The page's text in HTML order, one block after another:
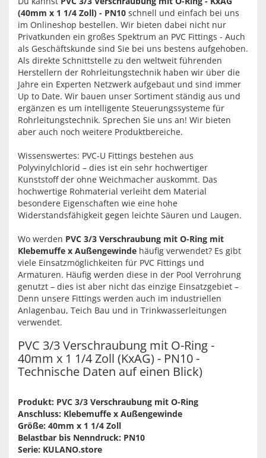
(40mm x 1 1/4 Zoll) - PN10 schnell und einfach bei uns
im Onlineshop bestellen. Wir bieten dabei nicht nur
Privatkunden ein großes Spektrum an PVC Fittings - Auch
als Geschäftskunde sind Sie bei uns bestens aufgehoben.
Als direkte Schnittstelle zu den weltweit führenden
Herstellern der Rohrleitungstechnik haben wir über die
Jahre ein Experten Netzwerk aufgebaut und sind immer
Up to Date. Wir bauen unser Sortiment ständig aus und
ergänzen es um intelligente Steuerungssysteme für
Rohrleitungstechnik. Sprechen Sie uns an! Wir bieten
aber auch noch weitere Produktbereiche.
Wissenswertes: PVC-U Fittings bestehen aus
Polyvinylchlorid – dies ist ein sehr hochwertiger
Kunststoff der ohne Weichmacher auskommt. Das
hochwertige Rohmaterial verleiht dem Material
besondere Eigenschaften wie eine hohe
Widerstandsfähigkeit gegen leichte Säuren und Laugen.
Wo werden PVC 3/3 Verschraubung mit O-Ring mit
Klebemuffe x Außengewinde häufig verwendet? Es gibt
viele Einsatzmöglichkeiten für PVC Fittings und
Armaturen. Häufig werden diese in der Pool Verrohrung
genutzt – dies ist aber nicht das einzige Einsatzgebiet –
Denn unsere Fittings werden auch im industriellen
Anlagenbau, Teich Bau und in Trinkwasserleitungen
verwendet.
PVC 3/3 Verschraubung mit O-Ring -
40mm x 1 1/4 Zoll (KxAG) - PN10 -
Technische Daten auf einen Blick)
Produkt: PVC 3/3 Verschraubung mit O-Ring
Anschluss: Klebemuffe x Außengewinde
Größe: 40mm x 1 1/4 Zoll
Belastbar bis Nenndruck: PN10
Serie: KULANO.store